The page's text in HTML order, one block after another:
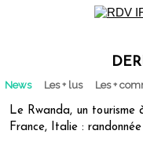
News Les + lus Les +
Le Rwanda, un
France, Italie :